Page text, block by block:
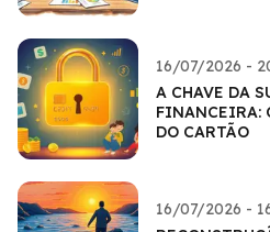
16/07/2026 -
A CHAVE DA
FINANCEIRA:
DO CARTÃO
16/07/2026 -